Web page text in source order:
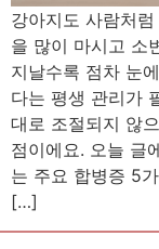
강아지도 사람처
을 많이 마시고 소
지날수록 점차 눈
다는 평생 관리가
대로 조절되지 않
점이에요. 오늘 글
는 주요 합병증 5
[…]